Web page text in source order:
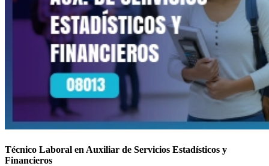
Técnico Laboral en Auxiliar de Servicios Estadísticos y
Financieros